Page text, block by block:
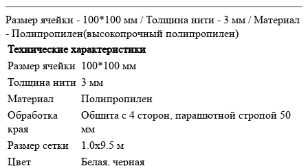
Размер ячейки - 100*100 мм / Толщина нити - 3 мм / Материал
- Полипропилен(высокопрочный полипропилен)
Технические характеристики
Размер ячейки 100*100 мм
Толщина нити 3 мм
Материал
Полипропилен
Обработка
края
Обшита с 4 сторон, парашютной стропой 50
мм
Размер сетки
1.0х9.5 м
Цвет
Белая, черная